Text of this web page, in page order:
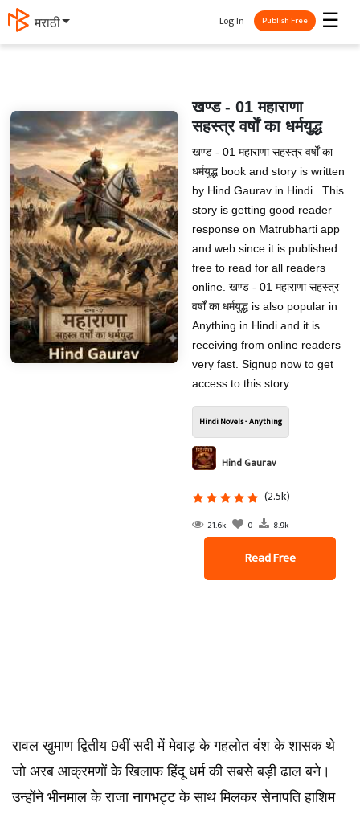
मराठी ☰
Log In Publish Free
खण्ड - 01 महाराणा
सहस्त्र वर्षों का धर्मयुद्ध
खण्ड - 01 महाराणा सहस्त्र वर्षों का
धर्मयुद्ध book and story is written
by Hind Gaurav in Hindi . This
story is getting good reader
response on Matrubharti app
and web since it is published
free to read for all readers
online. खण्ड - 01 महाराणा सहस्त्र
वर्षों का धर्मयुद्ध is also popular in
Anything in Hindi and it is
receiving from online readers
very fast. Signup now to get
access to this story.
Hindi Novels - Anything
Hind Gaurav
(2.5k)
21.6k 0 8.9k
Read Free
रावल खुमाण द्वितीय 9वीं सदी में मेवाड़ के गहलोत वंश के शासक थे
जो अरब आक्रमणों के खिलाफ हिंदू धर्म की सबसे बड़ी ढाल बने।
उन्होंने भीनमाल के राजा नागभट्ट के साथ मिलकर सेनापति हाशिम